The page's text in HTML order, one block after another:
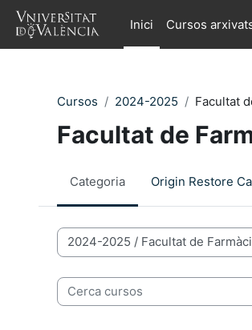
Ves al contingut principal
Inici
Cursos
Cursos 2024-2025 Facultat
Facultat de
Categoria Origin Restore
Categories de Cursos
Cerca cursos